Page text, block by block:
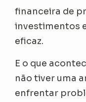
financeira de
investimentos
eficaz.
E o que
não tiver uma
enfrentar